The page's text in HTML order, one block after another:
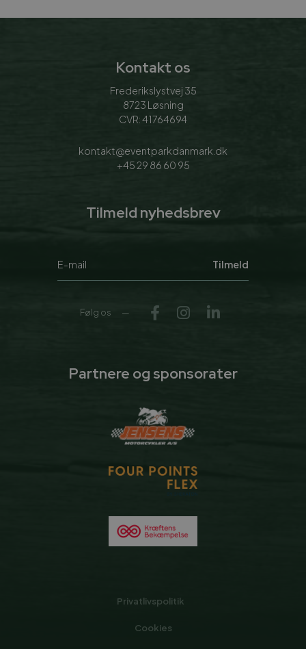
Kontakt os
Frederikslystvej 35
8723 Løsning
CVR: 41764694
kontakt@eventparkdanmark.dk
+45 29 86 60 95
Tilmeld nyhedsbrev
Tilmeld
Følg os
Partnere og sponsorater
Privatlivspolitik
Cookies